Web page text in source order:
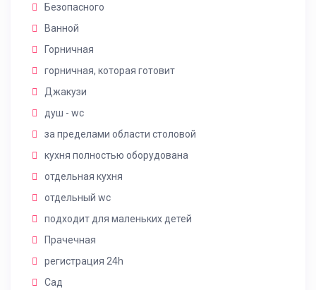
Безопасного
Ванной
Горничная
горничная, которая готовит
Джакузи
душ - wc
за пределами области столовой
кухня полностью оборудована
отдельная кухня
отдельный wc
подходит для маленьких детей
Прачечная
регистрация 24h
Сад